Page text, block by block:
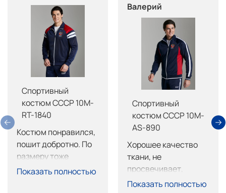
Спортивный
костюм СССР 10M-
RT-1840
Костюм понравился,
пошит добротно. По
размеру тоже
нормально, брюки
Показать полностью
Валерий
Спортивный
костюм СССР 10M-
AS-890
Хорошее качество
ткани, не
просвечивает,
пошив тоже на
Показать полностью